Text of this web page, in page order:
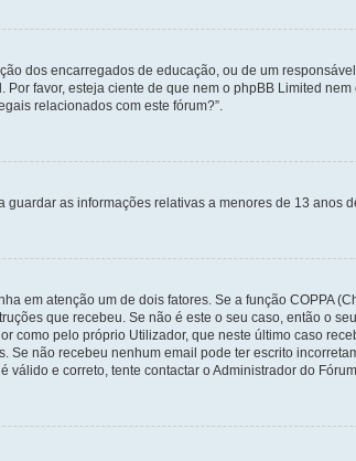
dos encarregados de educação, ou de um
favor, esteja ciente de que nem o phpBB Limited
relacionados com este fórum?”.
guardar as informações relativas a menores de 13 anos
em atenção um de dois fatores. Se a função COPPA
que recebeu. Se não é este o seu caso, então o
como pelo próprio Utilizador, que neste último caso
não recebeu nenhum email pode ter escrito
e correto, tente contactar o Administrador do